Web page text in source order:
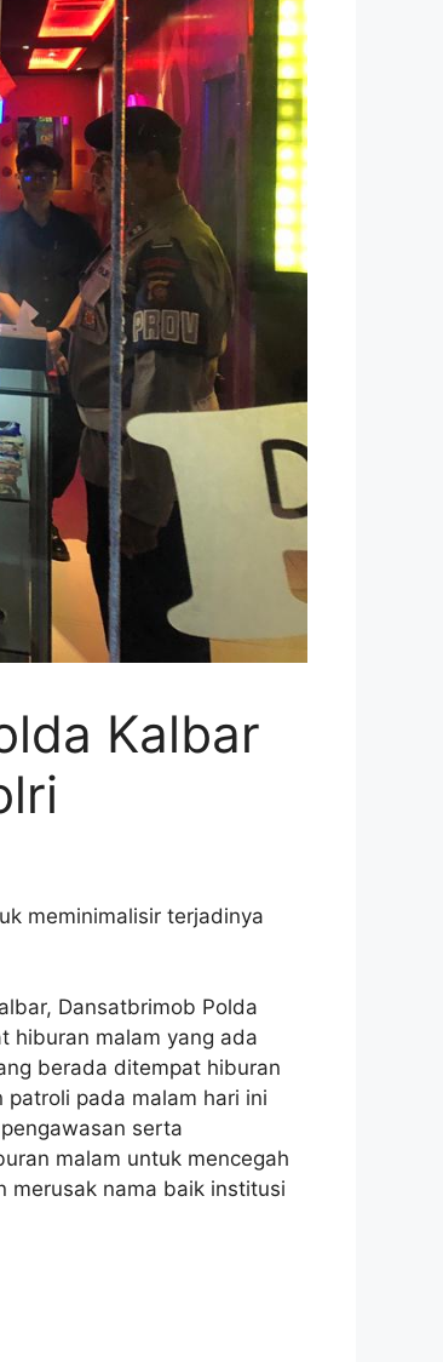
Kalbar
meminimalisir terjadinya
Dansatbrimob Polda
hiburan malam yang ada
berada ditempat hiburan
patroli pada malam hari ini
serta
malam untuk mencegah
merusak nama baik institusi